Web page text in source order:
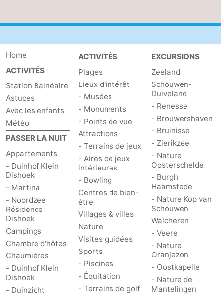
Home
ACTIVITÉS
Station Balnéaire
Astuces
Avec les enfants
Météo
PASSER LA NUIT
Appartements
- Duinhof Klein
Dishoek
- Martina
- Noordzee
Résidence
Dishoek
Campings
Chambre d'hôtes
Chaumières
- Duinhof Klein
Dishoek
- Duinzicht
ACTIVITÉS
Plages
Lieux d'intérêt
- Musées
- Monuments
- Points de vue
Attractions
- Terrains de jeux
- Aires de jeux
intérieures
- Bowling
Centres de bien-
être
Villages & villes
Nature
Visites guidées
Sports
- Piscines
- Équitation
- Terrains de golf
EXCURSIONS
Zeeland
Schouwen-
Duiveland
- Renesse
- Brouwershaven
- Bruinisse
- Zierikzee
- Nature
Oosterschelde
- Burgh
Haamstede
- Nature Kop van
Schouwen
Walcheren
- Veere
- Nature
Oranjezon
- Oostkapelle
- Nature de
Mantelingen